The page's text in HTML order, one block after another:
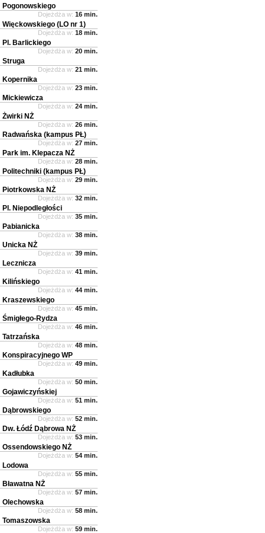
Pogonowskiego
Dojeżdża w: 16 min.
Więckowskiego (LO nr 1)
Dojeżdża w: 18 min.
Pl. Barlickiego
Dojeżdża w: 20 min.
Struga
Dojeżdża w: 21 min.
Kopernika
Dojeżdża w: 23 min.
Mickiewicza
Dojeżdża w: 24 min.
Żwirki NŻ
Dojeżdża w: 26 min.
Radwańska (kampus PŁ)
Dojeżdża w: 27 min.
Park im. Klepacza NŻ
Dojeżdża w: 28 min.
Politechniki (kampus PŁ)
Dojeżdża w: 29 min.
Piotrkowska NŻ
Dojeżdża w: 32 min.
Pl. Niepodległości
Dojeżdża w: 35 min.
Pabianicka
Dojeżdża w: 38 min.
Unicka NŻ
Dojeżdża w: 39 min.
Lecznicza
Dojeżdża w: 41 min.
Kilińskiego
Dojeżdża w: 44 min.
Kraszewskiego
Dojeżdża w: 45 min.
Śmigłego-Rydza
Dojeżdża w: 46 min.
Tatrzańska
Dojeżdża w: 48 min.
Konspiracyjnego WP
Dojeżdża w: 49 min.
Kadłubka
Dojeżdża w: 50 min.
Gojawiczyńskiej
Dojeżdża w: 51 min.
Dąbrowskiego
Dojeżdża w: 52 min.
Dw. Łódź Dąbrowa NŻ
Dojeżdża w: 53 min.
Ossendowskiego NŻ
Dojeżdża w: 54 min.
Lodowa
Dojeżdża w: 55 min.
Bławatna NŻ
Dojeżdża w: 57 min.
Olechowska
Dojeżdża w: 58 min.
Tomaszowska
Dojeżdża w: 59 min.